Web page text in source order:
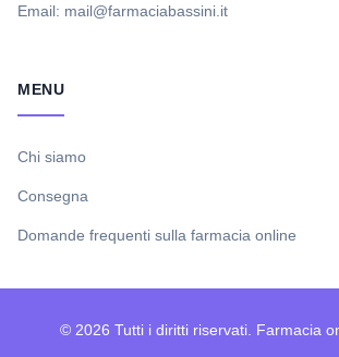
Email: mail@farmaciabassini.it
MENU
Chi siamo
Consegna
Domande frequenti sulla farmacia online
© 2026 Tutti i diritti riservati. Farmacia